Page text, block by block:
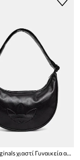
adidas Originals χιαστί Γυναικεία από απομίμηση δέρματος Adicolor